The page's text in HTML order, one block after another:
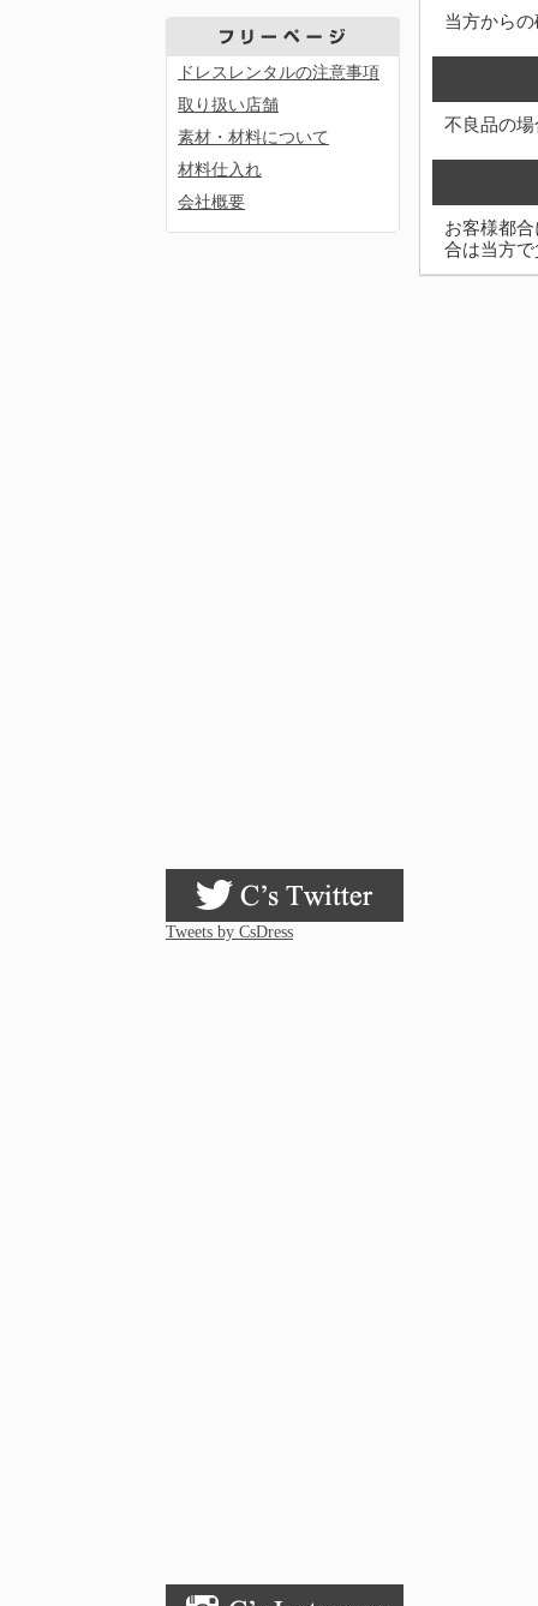
ドレスレンタルの注意事項
取り扱い店舗
素材・材料について
材料仕入れ
会社概要
Tweets by CsDress
当方から
不良品の
お客様都
合は当方